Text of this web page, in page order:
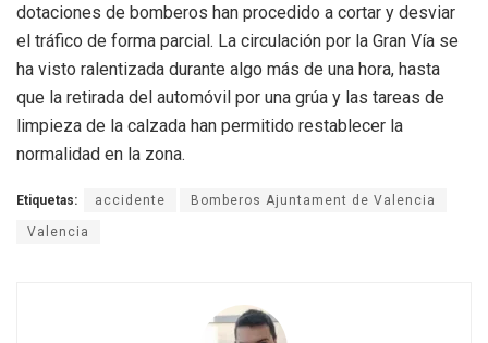
dotaciones de bomberos han procedido a cortar y desviar
el tráfico de forma parcial. La circulación por la Gran Vía se
ha visto ralentizada durante algo más de una hora, hasta
que la retirada del automóvil por una grúa y las tareas de
limpieza de la calzada han permitido restablecer la
normalidad en la zona.
Etiquetas: accidente Bomberos Ajuntament de Valencia
Valencia